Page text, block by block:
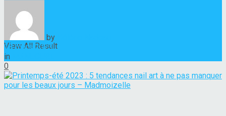
No Result
View All Result
by
18 mars 2023
in
0